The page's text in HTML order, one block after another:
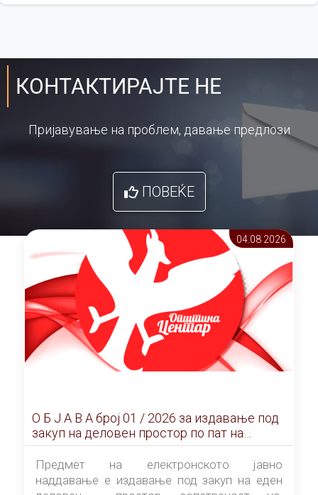
КОНТАКТИРАЈТЕ НЕ
Пријавување на проблем, давање предлози
ПОВЕЌЕ
04.08 2026
О Б Ј А В А брoj 01 / 2026 за издавање под
закуп на деловен простор по пат на
ЕЛЕКТРОНСКО ЈАВНО НАДДАВАЊЕ
Предмет на електронското јавно
наддавање е издавање под закуп на еден